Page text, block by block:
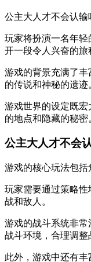
公主大人才不会认输
玩家将扮演一名年
开一段令人兴奋的旅
游戏的背景充满了
的传说和神秘的遗迹
游戏世界的设定既宏
的地点和隐藏的秘密
公主大人才不会
游戏的核心玩法包括
玩家需要通过策略
战和敌人。
游戏的战斗系统非
战斗环境，合理调整
此外，游戏中还有